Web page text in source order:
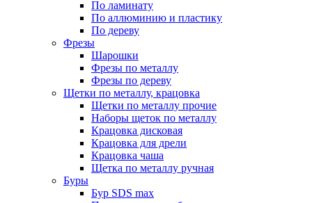
По ламинату
По аллюминию и пластику
По дереву
Фрезы
Шарошки
Фрезы по металлу
Фрезы по дереву
Щетки по металлу, крацовка
Щетки по металлу прочие
Наборы щеток по металлу
Крацовка дисковая
Крацовка для дрели
Крацовка чаша
Щетка по металлу ручная
Буры
Бур SDS max